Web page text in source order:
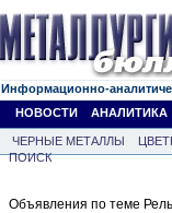
Информационно-
НОВОСТИ
АНАЛИТИКА
ЧЕРНЫЕ МЕТАЛЛЫ
ПОИСК
Объявления по теме